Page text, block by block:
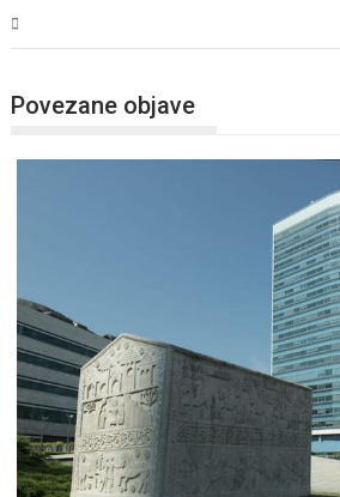
Povezane objave